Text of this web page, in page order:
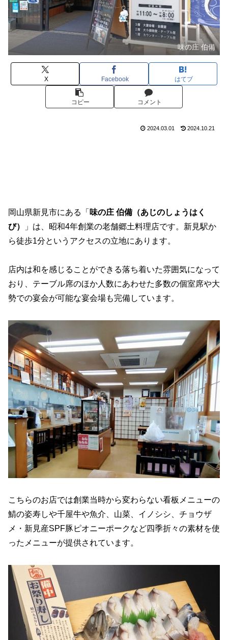
味の庄 伯備
X Facebook はてブ
コピー コメント
2024.03.01 2024.10.21
岡山県新見市にある「 味の庄 伯備（あじのしょうはく
び）
」は、昭和4年創業の老舗郷土料理店です。新見駅か
ら徒歩1分というアクセスの立地にあります。
店内は和を感じることができる落ち着いた雰囲気になって
おり、テーブル席のほか人数にあわせた多数の個室席や大
勢での宴会が可能な宴会場も完備しています。
こちらのお店では創業当時から変わらない看板メニューの
鯖の姿寿しや千屋牛や魚介、山菜、イノシシ、チョウザ
メ・新見産SPF豚ピオニーポークなど四季折々の素材を使
ったメニューが提供されています。